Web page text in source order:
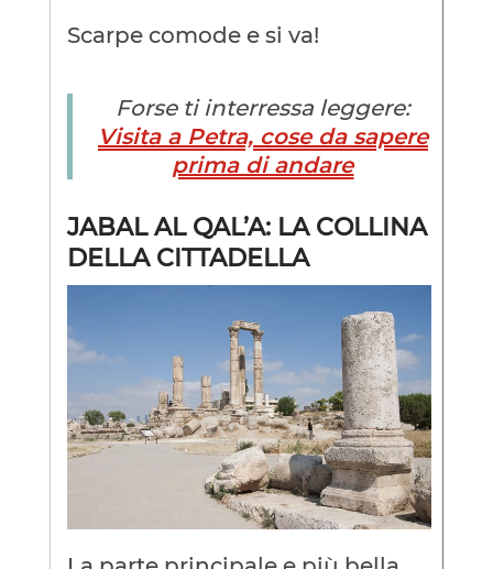
Scarpe comode e si va!
Forse ti interressa leggere:
Visita a Petra, cose da sapere
prima di andare
JABAL AL QAL’A: LA COLLINA
DELLA CITTADELLA